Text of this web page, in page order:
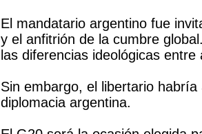
El mandatario argentino fue
y el anfitrión de la cumbre
las diferencias ideológicas
Sin embargo, el libertario
diplomacia argentina.